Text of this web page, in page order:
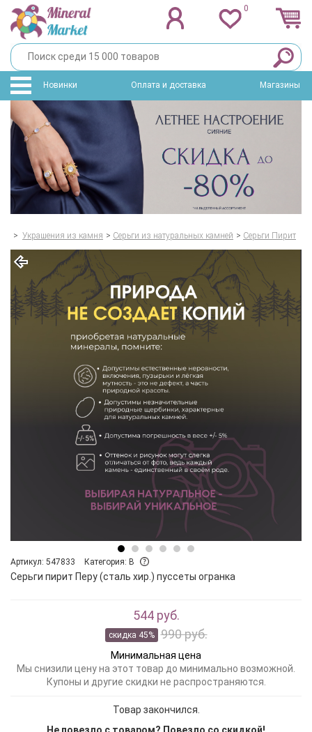
0
Новинки Оплата и доставка Магазины
> Украшения из камня > Серьги из натуральных камней > Серьги Пирит
Артикул: 547833 Категория: B
Серьги пирит Перу (сталь хир.) пуссеты огранка
544 руб.
скидка 45% 990 руб.
Минимальная цена
Мы снизили цену на этот товар до минимально возможной.
Купоны и другие скидки не распространяются.
Товар закончился.